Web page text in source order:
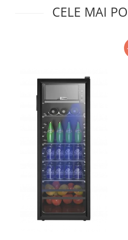
Cuptor electric
Grătar electric
Fier de călcat
Dispozitive smart home
CELE MAI